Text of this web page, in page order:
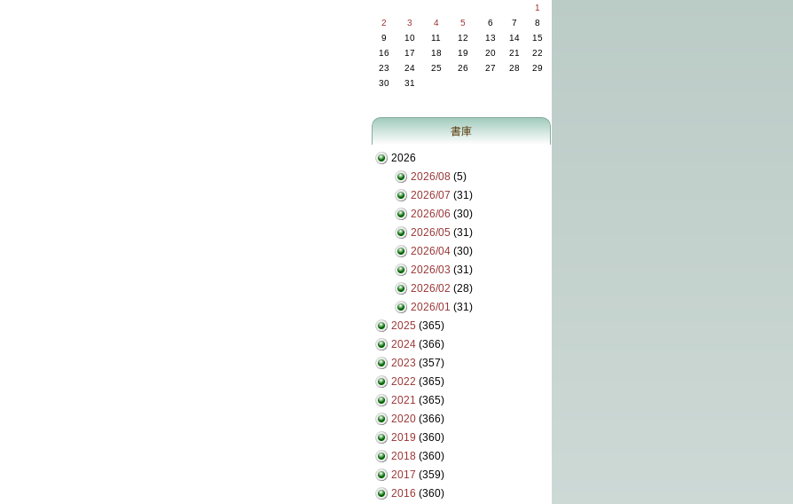
1
2
3 4 5 6 7
8
9
10 11 12 13 14
15
16
17 18 19 20 21
22
23
24 25 26 27 28
29
30
31
書庫
2026
2026/08 (5)
2026/07 (31)
2026/06 (30)
2026/05 (31)
2026/04 (30)
2026/03 (31)
2026/02 (28)
2026/01 (31)
2025 (365)
2024 (366)
2023 (357)
2022 (365)
2021 (365)
2020 (366)
2019 (360)
2018 (360)
2017 (359)
2016 (360)